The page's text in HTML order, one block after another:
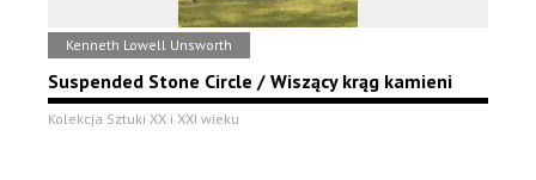
Kenneth Lowell Unsworth
Suspended Stone Circle / Wiszący krąg kamieni
Kolekcja Sztuki XX i XXI wieku